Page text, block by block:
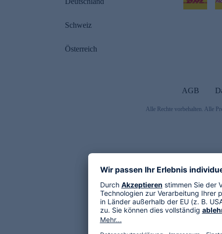
Schweiz
Österreich
AGB
Alle Rechte vorbehalten. Alle